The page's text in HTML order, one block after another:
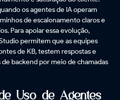
os agentes de IA operam
de escalonamento claros e
Para apoiar essa evolução,
permitem que as equipes
de KB, testem respostas e
backend por meio de chamadas
Uso de Agentes